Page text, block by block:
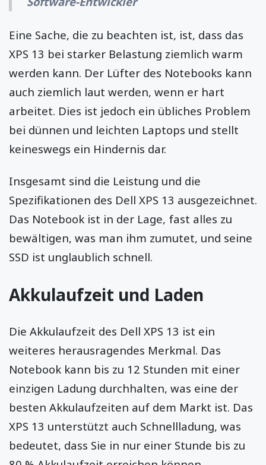
Eine Sache, die zu beachten ist, ist, dass das
XPS 13 bei starker Belastung ziemlich warm
werden kann. Der Lüfter des Notebooks kann
auch ziemlich laut werden, wenn er hart
arbeitet. Dies ist jedoch ein übliches Problem
bei dünnen und leichten Laptops und stellt
keineswegs ein Hindernis dar.
Insgesamt sind die Leistung und die
Spezifikationen des Dell XPS 13 ausgezeichnet.
Das Notebook ist in der Lage, fast alles zu
bewältigen, was man ihm zumutet, und seine
SSD ist unglaublich schnell.
Akkulaufzeit und Laden
Die Akkulaufzeit des Dell XPS 13 ist ein
weiteres herausragendes Merkmal. Das
Notebook kann bis zu 12 Stunden mit einer
einzigen Ladung durchhalten, was eine der
besten Akkulaufzeiten auf dem Markt ist. Das
XPS 13 unterstützt auch Schnellladung, was
bedeutet, dass Sie in nur einer Stunde bis zu